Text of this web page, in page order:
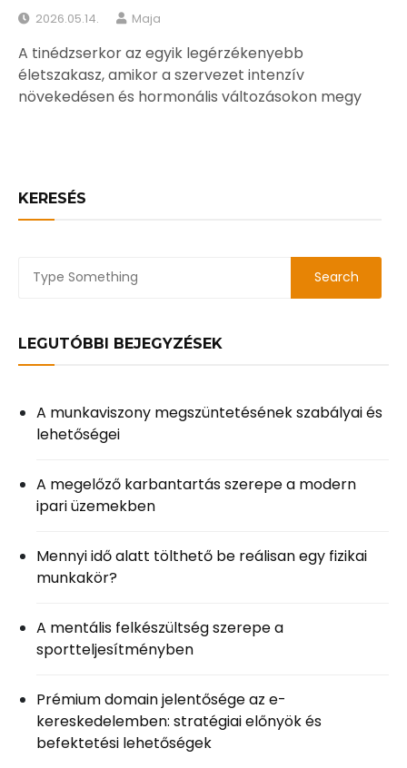
2026.05.14. Maja
A tinédzserkor az egyik legérzékenyebb
életszakasz, amikor a szervezet intenzív
növekedésen és hormonális változásokon megy
KERESÉS
LEGUTÓBBI BEJEGYZÉSEK
A munkaviszony megszüntetésének szabályai és
lehetőségei
A megelőző karbantartás szerepe a modern
ipari üzemekben
Mennyi idő alatt tölthető be reálisan egy fizikai
munkakör?
A mentális felkészültség szerepe a
sportteljesítményben
Prémium domain jelentősége az e-
kereskedelemben: stratégiai előnyök és
befektetési lehetőségek